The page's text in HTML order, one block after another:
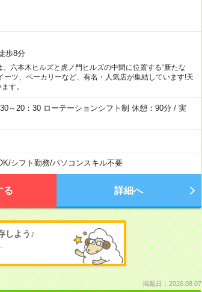
歩8分
六本木ヒルズと虎ノ門ヒルズの中間に位置する“新たな
ツ、ベーカリーなど、有名・人気店が集結しています!天
す。
～20：30 ローテーションシフト制 休憩：90分 / 実
/シフト勤務/パソコンスキル不要
る 詳細へ
しよう♪
掲載日：2026.08.07